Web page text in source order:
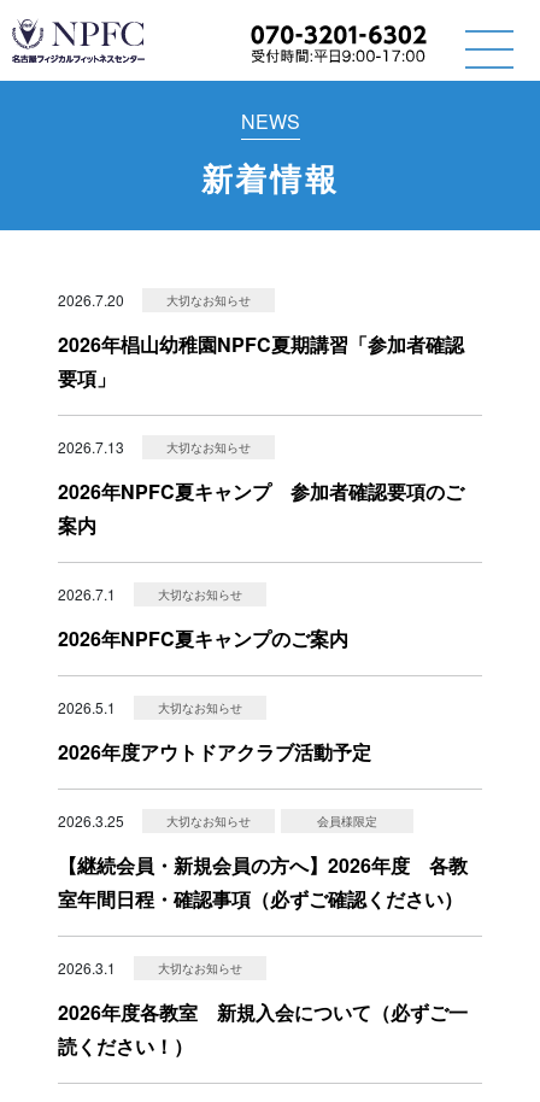
NEWS
新着情報
2026.7.20 大切なお知らせ
2026年椙山幼稚園NPFC夏期講習「参加者確認
要項」
2026.7.13 大切なお知らせ
2026年NPFC夏キャンプ 参加者確認要項のご
案内
2026.7.1 大切なお知らせ
2026年NPFC夏キャンプのご案内
2026.5.1 大切なお知らせ
2026年度アウトドアクラブ活動予定
2026.3.25 大切なお知らせ 会員様限定
【継続会員・新規会員の方へ】2026年度 各教
室年間日程・確認事項（必ずご確認ください）
2026.3.1 大切なお知らせ
2026年度各教室 新規入会について（必ずご一
読ください！）